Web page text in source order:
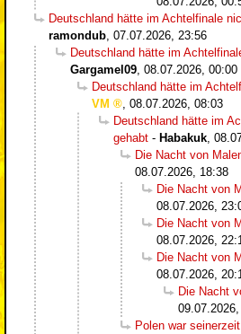
Deutschland hätte im Achtelfinale
ramondub, 07.07.2026, 23:56
Deutschland hätte im
Gargamel09, 08.07.2026, 00:00
Deutschland hätte im
VM
, 08.07.2026, 08:03
Deutschland hätte im
gehabt - Habakuk,
Die Nacht von
08.07.2026, 18:38
Die Nacht von
08.07.2026,
Die Nacht von
08.07.2026,
Die Nacht von
08.07.2026,
Die Nacht
Polen war